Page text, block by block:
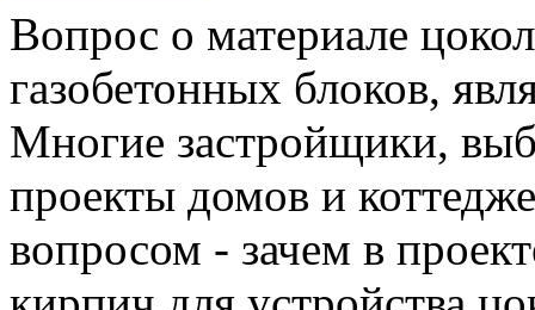
Вопрос о материале
газобетонных блоков,
Многие застройщики,
проекты домов и
вопросом - зачем в